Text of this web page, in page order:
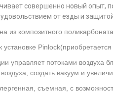
совершенно новый опыт,
от езды и
из композитного
Pinlock(приобретается
управляет потоками
создать вакуум и
съемная, с